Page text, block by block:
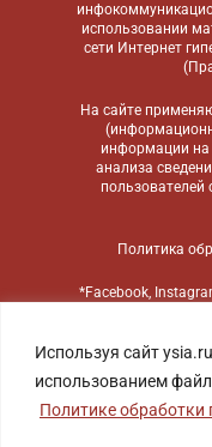
Используя сайт
использованием
Политике
использовании
сети Интернет
(
На сайте
информации на
анализа
пользователей
Политика
*Facebook,